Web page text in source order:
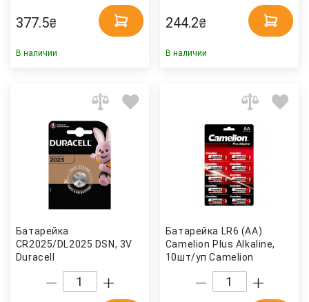
377.5₴
В наличии
244.2₴
В наличии
Батарейка
CR2025/DL2025 DSN, 3V
Duracell
Батарейка LR6 (AA)
Camelion Plus Alkaline,
10шт/уп Camelion